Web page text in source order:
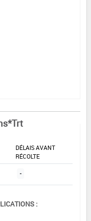
DÉLAIS AVANT
RÉCOLTE
-
: